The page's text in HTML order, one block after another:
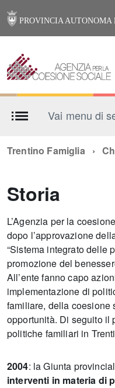
PROVINCIA AUTONOMA
Vai menu di
Trentino Famiglia
Storia
L’Agenzia per la
dopo l’approvazione
“Sistema integrato delle
promozione del
All’ente fanno capo
implementazione di
familiare, della coesione
opportunità. Di seguito il
politiche familiari in
2004: la Giunta
interventi in materia di